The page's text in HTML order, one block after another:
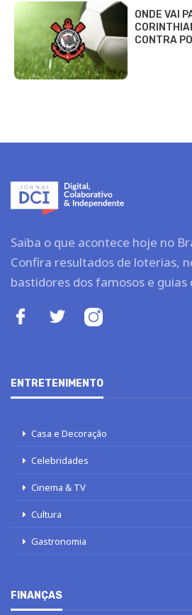
ONDE VAI
CONTRA
Saiba o que acontece hoje no
Confira resultados de loterias,
bastidores dos famosos e guias
ENTRETENIMENTO
Casa e Decoração
Celebridades
Cinema & TV
Cultura
Gastronomia
FINANÇAS